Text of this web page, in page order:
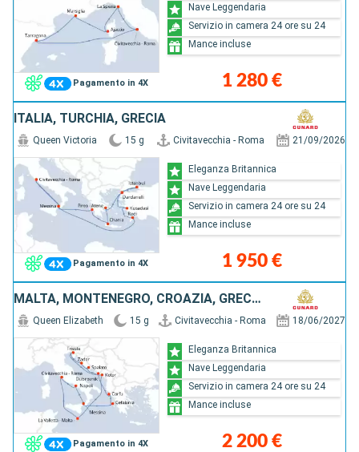
Pagamento in 4X 1 280 €
Nave Leggendaria
Servizio in camera 24 ore su 24
Mance incluse
ITALIA, TURCHIA, GRECIA
Pagamento in 4X
Queen Victoria 15 g Civitavecchia - Roma 21/09/2026
1 950 €
Eleganza Britannica
Nave Leggendaria
Servizio in camera 24 ore su 24
Mance incluse
MALTA, MONTENEGRO, CROAZIA, GRECIA, ITALIA
Pagamento in 4X
Queen Elizabeth 15 g Civitavecchia - Roma 18/06/2027
2 200 €
Eleganza Britannica
Nave Leggendaria
Servizio in camera 24 ore su 24
Mance incluse